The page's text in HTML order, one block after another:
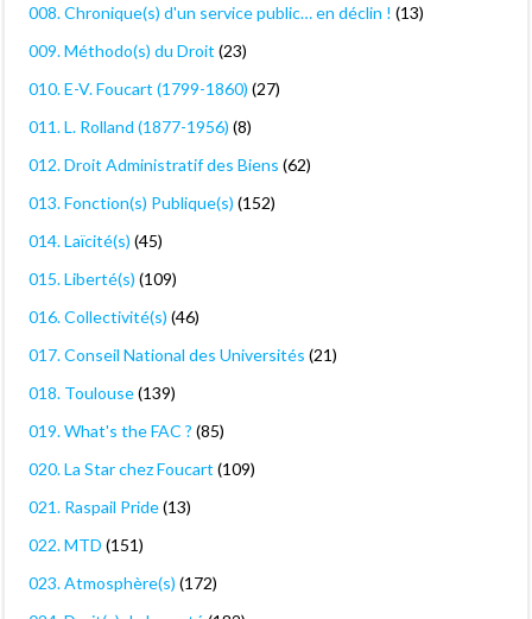
008. Chronique(s) d'un service public… en déclin ! (13)
009. Méthodo(s) du Droit (23)
010. E-V. Foucart (1799-1860) (27)
011. L. Rolland (1877-1956) (8)
012. Droit Administratif des Biens (62)
013. Fonction(s) Publique(s) (152)
014. Laïcité(s) (45)
015. Liberté(s) (109)
016. Collectivité(s) (46)
017. Conseil National des Universités (21)
018. Toulouse(139)
019. What's the FAC ? (85)
020. La Star chez Foucart (109)
021. Raspail Pride(13)
022. MTD (151)
023. Atmosphère(s) (172)